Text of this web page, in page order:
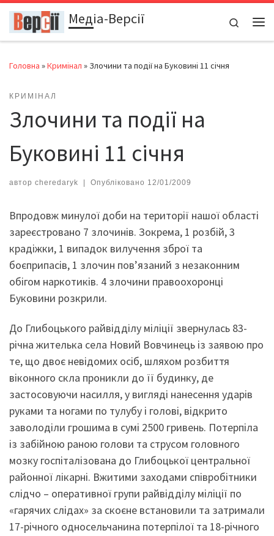
Перейти до вмістуМедіа-Версії
Search
Головна »Кримінал » Злочини та події на Буковині 11 січня
КРИМІНАЛ
Злочини та події на
Буковині 11 січня
автор cheredaryk | Опубліковано 12/01/2009
Впродовж минулої доби на території нашої області
зареєстровано 7 злочинів. Зокрема, 1 розбій, 3
крадіжки, 1 випадок вилучення зброї та
боєприпасів, 1 злочин пов’язаний з незаконним
обігом наркотиків. 4 злочини правоохоронці
Буковини розкрили.
До Глибоцького райвідділу міліції звернулась 83-
річна жителька села Новий Вовчинець із заявою про
те, що двоє невідомих осіб, шляхом розбиття
віконного скла проникли до її будинку, де
застосовуючи насилля, у вигляді нанесення ударів
руками та ногами по тулубу і голові, відкрито
заволоділи грошима в сумі 2500 гривень. Потерпіла
із забійною раною голови та струсом головного
мозку госпіталізована до Глибоцької центральної
районної лікарні. Вжитими заходами співробітники
слідчо – оперативної групи райвідділу міліції по
«гарячих слідах» за скоєне встановили та затримали
17-річного односельчанина потерпілої та 18-річного